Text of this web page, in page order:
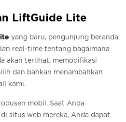
LiftGuide Lite
yang baru, pengunjung beranda
real-time tentang bagaimana
akan terlihat, memodifikasi
dan bahkan menambahkan
kami.
mobil. Saat Anda
situs web mereka, Anda dapat